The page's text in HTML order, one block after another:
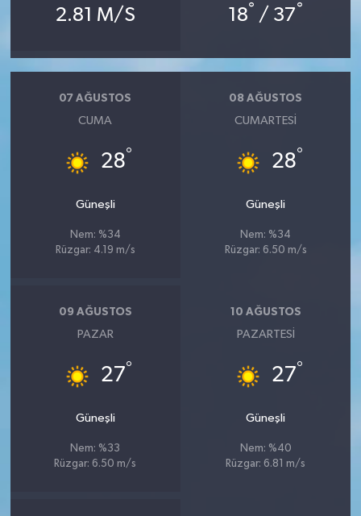
2.81 M/S 18° / 37°
07 AĞUSTOS
CUMA
28°
Güneşli
Nem: %34
Rüzgar: 4.19 m/s
08 AĞUSTOS
CUMARTESI
28°
Güneşli
Nem: %34
Rüzgar: 6.50 m/s
09 AĞUSTOS
PAZAR
27°
Güneşli
Nem: %33
Rüzgar: 6.50 m/s
10 AĞUSTOS
PAZARTESI
27°
Güneşli
Nem: %40
Rüzgar: 6.81 m/s